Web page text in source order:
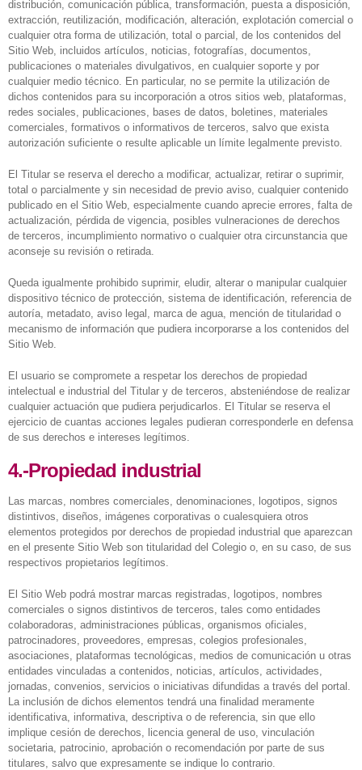
distribución, comunicación pública, transformación, puesta a disposición,
extracción, reutilización, modificación, alteración, explotación comercial o
cualquier otra forma de utilización, total o parcial, de los contenidos del
Sitio Web, incluidos artículos, noticias, fotografías, documentos,
publicaciones o materiales divulgativos, en cualquier soporte y por
cualquier medio técnico. En particular, no se permite la utilización de
dichos contenidos para su incorporación a otros sitios web, plataformas,
redes sociales, publicaciones, bases de datos, boletines, materiales
comerciales, formativos o informativos de terceros, salvo que exista
autorización suficiente o resulte aplicable un límite legalmente previsto.
El Titular se reserva el derecho a modificar, actualizar, retirar o suprimir,
total o parcialmente y sin necesidad de previo aviso, cualquier contenido
publicado en el Sitio Web, especialmente cuando aprecie errores, falta de
actualización, pérdida de vigencia, posibles vulneraciones de derechos
de terceros, incumplimiento normativo o cualquier otra circunstancia que
aconseje su revisión o retirada.
Queda igualmente prohibido suprimir, eludir, alterar o manipular cualquier
dispositivo técnico de protección, sistema de identificación, referencia de
autoría, metadato, aviso legal, marca de agua, mención de titularidad o
mecanismo de información que pudiera incorporarse a los contenidos del
Sitio Web.
El usuario se compromete a respetar los derechos de propiedad
intelectual e industrial del Titular y de terceros, absteniéndose de realizar
cualquier actuación que pudiera perjudicarlos. El Titular se reserva el
ejercicio de cuantas acciones legales pudieran corresponderle en defensa
de sus derechos e intereses legítimos.
4.-Propiedad industrial
Las marcas, nombres comerciales, denominaciones, logotipos, signos
distintivos, diseños, imágenes corporativas o cualesquiera otros
elementos protegidos por derechos de propiedad industrial que aparezcan
en el presente Sitio Web son titularidad del Colegio o, en su caso, de sus
respectivos propietarios legítimos.
El Sitio Web podrá mostrar marcas registradas, logotipos, nombres
comerciales o signos distintivos de terceros, tales como entidades
colaboradoras, administraciones públicas, organismos oficiales,
patrocinadores, proveedores, empresas, colegios profesionales,
asociaciones, plataformas tecnológicas, medios de comunicación u otras
entidades vinculadas a contenidos, noticias, artículos, actividades,
jornadas, convenios, servicios o iniciativas difundidas a través del portal.
La inclusión de dichos elementos tendrá una finalidad meramente
identificativa, informativa, descriptiva o de referencia, sin que ello
implique cesión de derechos, licencia general de uso, vinculación
societaria, patrocinio, aprobación o recomendación por parte de sus
titulares, salvo que expresamente se indique lo contrario.